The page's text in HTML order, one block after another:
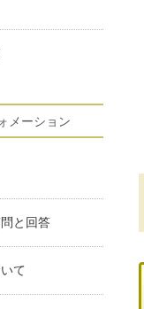
メーション
と回答
て